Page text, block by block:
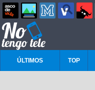
ÚLTIMOS TOP